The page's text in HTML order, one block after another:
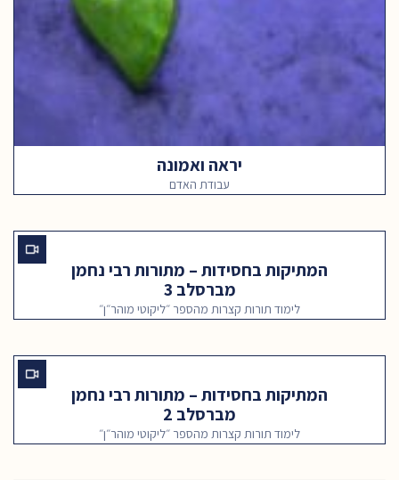
יראה ואמונה
עבודת האדם
המתיקות בחסידות – מתורות רבי נחמן
מברסלב 3
לימוד תורות קצרות מהספר ״ליקוטי מוהר״ן״
המתיקות בחסידות – מתורות רבי נחמן
מברסלב 2
לימוד תורות קצרות מהספר ״ליקוטי מוהר״ן״